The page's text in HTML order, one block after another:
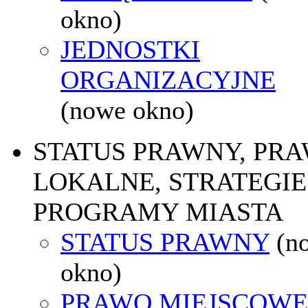
okno)
JEDNOSTKI
ORGANIZACYJNE
(nowe okno)
STATUS PRAWNY,
LOKALNE,
PROGRAMY MIASTA
STATUS PRAWNY
okno)